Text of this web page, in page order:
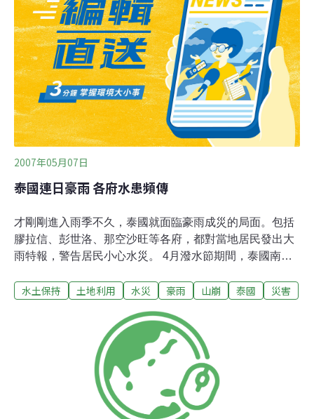
2007年05月07日
泰國連日豪雨 各府水患頻傳
才剛剛進入雨季不久，泰國就面臨豪雨成災的局面。包括
膠拉信、彭世洛、那空沙旺等各府，都對當地居民發出大
雨特報，警告居民小心水災。 4月潑水節期間，泰國南部
命，因此彭世洛府特別提醒民眾，以免董里府的慘劇再度
84公厘。 而在程逸府的情況也相當嚴重，147個村落面臨
水災及山崩的威脅，巴蜀府也難逃水患，初步估計損失已
超過3000萬泰銖，同時加緊撤離災區民眾。
水土保持 土地利用 水災 豪雨 山崩 泰國 災害